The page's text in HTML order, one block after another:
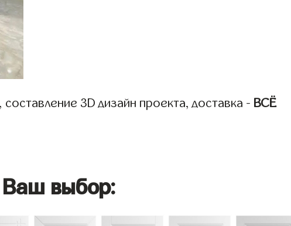
3D дизайн проекта, доставка - ВСЁ
Ваш выбор: